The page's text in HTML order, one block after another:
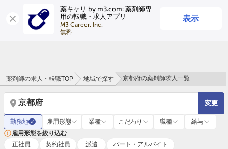
薬キャリ by m3.com: 薬剤師専
用の転職・求人アプリ
M3 Career, Inc.
無料
表示
ログイン
薬剤師の求人・転職TOP 地域で探す 京都府の薬剤師求人一覧
京都府 変更
勤務地 ✓ 雇用形態 業種 こだわり 職種
給与
雇用形態を絞り込む
正社員
契約社員 派遣 パート・アルバイト